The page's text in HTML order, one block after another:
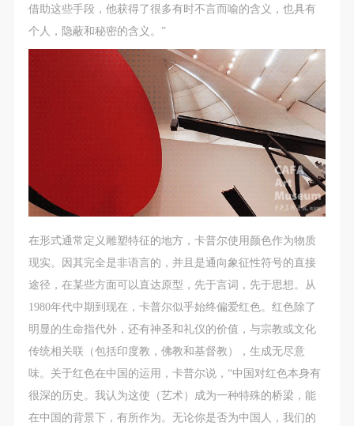
借助这些手段，他获得了很多有时不言而喻的含义，也具有
个人，隐蔽和秘密的含义。”
在形式通常定义雕塑特征的地方，卡普尔使用颜色作为物质
现实。因其完全是非语言的，并且是通向象征性符号的直接
途径，在某些方面可以直达原型，先于言词，先于思想。从
1980年代中期到现在，卡普尔似乎始终偏爱红色。红色除了
明显的生命指代外，还有神圣和礼仪的价值，与宗教或文化
传统相关联（包括印度教，佛教和基督教），生成无尽意
味。关于红色在中国的运用，卡普尔说，“中国对红色本身有
很深的历史。我认为这使（艺术）成为一种特殊的桥梁，能
在中国的背景下，有所作为。无论你是否为中国人，我们的
任和经济责任。
第六条
参与活动者在参与活动时应当在美术馆工作人员及活
动导师、教师指导下进行，并正确的使用活动中所涉
及到的绘画工具、创作材料及配套设备、设施，若参
与者因个人原因在使用相应绘画工具、创作材料及配
套设备、设施造成个人受伤、伤害他人及造成相应工
具、材料、设备或设施的故障或损坏。参与活动者应
当承当相应的全部责任，并主动赔偿相应的经济损
失。活动中任何非事故当事人及美术馆将不承担人身
事故的任何责任。
中央美术学院美术馆肖像权许可使用协议
根据《中华人民共和国广告法》、《中华人民共和国
民法通则》以及 最高人民法院关于贯彻执行 《中华
人民共和国民法通则》若干问题的意见（试行）>的
有关规定，为明确肖像许可方（甲方）和使用方（乙
方）的权利义务关系，经双方友好协商，甲乙双方就
带有甲方肖像的作品的使用达成如下一致协议：
一、 一般约定
任和经济责任。
第六条
参与活动者在参与活动时应当在美术馆工作人员及活
动导师、教师指导下进行，并正确的使用活动中所涉
及到的绘画工具、创作材料及配套设备、设施，若参
与者因个人原因在使用相应绘画工具、创作材料及配
套设备、设施造成个人受伤、伤害他人及造成相应工
具、材料、设备或设施的故障或损坏。参与活动者应
当承当相应的全部责任，并主动赔偿相应的经济损
失。活动中任何非事故当事人及美术馆将不承担人身
事故的任何责任。
中央美术学院美术馆肖像权许可使用协议
根据《中华人民共和国广告法》、《中华人民共和国
民法通则》以及 最高人民法院关于贯彻执行 《中华
人民共和国民法通则》若干问题的意见（试行）>的
有关规定，为明确肖像许可方（甲方）和使用方（乙
方）的权利义务关系，经双方友好协商，甲乙双方就
带有甲方肖像的作品的使用达成如下一致协议：
一、 一般约定
任和经济责任。
第六条
参与活动者在参与活动时应当在美术馆工作人员及活
动导师、教师指导下进行，并正确的使用活动中所涉
及到的绘画工具、创作材料及配套设备、设施，若参
与者因个人原因在使用相应绘画工具、创作材料及配
套设备、设施造成个人受伤、伤害他人及造成相应工
具、材料、设备或设施的故障或损坏。参与活动者应
当承当相应的全部责任，并主动赔偿相应的经济损
失。活动中任何非事故当事人及美术馆将不承担人身
事故的任何责任。
中央美术学院美术馆肖像权许可使用协议
根据《中华人民共和国广告法》、《中华人民共和国
民法通则》以及 最高人民法院关于贯彻执行 《中华
人民共和国民法通则》若干问题的意见（试行）>的
有关规定，为明确肖像许可方（甲方）和使用方（乙
方）的权利义务关系，经双方友好协商，甲乙双方就
带有甲方肖像的作品的使用达成如下一致协议：
一、 一般约定